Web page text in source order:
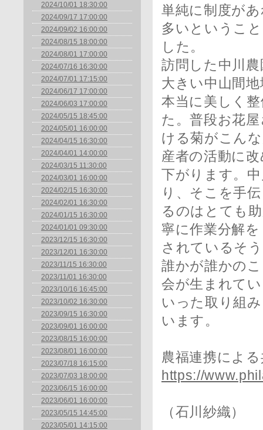
2024/10/01 18:30:00
2024/09/17 17:00:00
2024/09/02 16:00:00
2024/08/15 18:00:00
2024/08/01 17:00:00
2024/07/16 16:30:00
2024/07/01 17:15:00
2024/06/17 17:00:00
2024/06/03 17:00:00
2024/05/15 18:45:00
2024/05/01 16:00:00
2024/04/15 16:30:00
2024/04/01 14:00:00
2024/03/15 11:30:00
2024/03/01 16:00:00
2024/02/15 16:30:00
2024/02/01 16:30:00
2024/01/15 16:30:00
2024/01/01 09:30:00
2023/12/15 16:30:00
2023/12/01 16:30:00
2023/11/15 16:30:00
2023/11/01 16:30:00
2023/10/16 16:45:00
2023/10/02 16:30:00
2023/09/15 16:30:00
2023/09/01 16:00:00
2023/08/15 16:00:00
2023/08/01 16:00:00
2023/07/18 16:15:00
2023/07/03 18:00:00
2023/06/15 16:00:00
2023/06/01 16:00:00
2023/05/15 14:45:00
2023/05/01 14:15:00
単純に制度が
多いというこ
した。
訪問した中川
大きい中山間
本当に美しく
た。普段お花
ける菊がこん
産者の活動に
下がります。
り、そこを手
るのはとても
寧に作業分解
されているそ
誰かが誰かの
会が生まれて
いった取り組
います。
農福連携によ
https://
（石川紗織）